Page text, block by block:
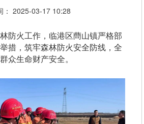
： 2025-03-17 10:28
防火工作，临港区蔄山镇严格部
措，筑牢森林防火安全防线，全
众生命财产安全。